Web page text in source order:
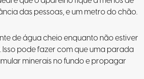
das pessoas, e um metro do chão.
de água cheio enquanto não estiver
pode fazer com que uma parada
minerais no fundo e propagar